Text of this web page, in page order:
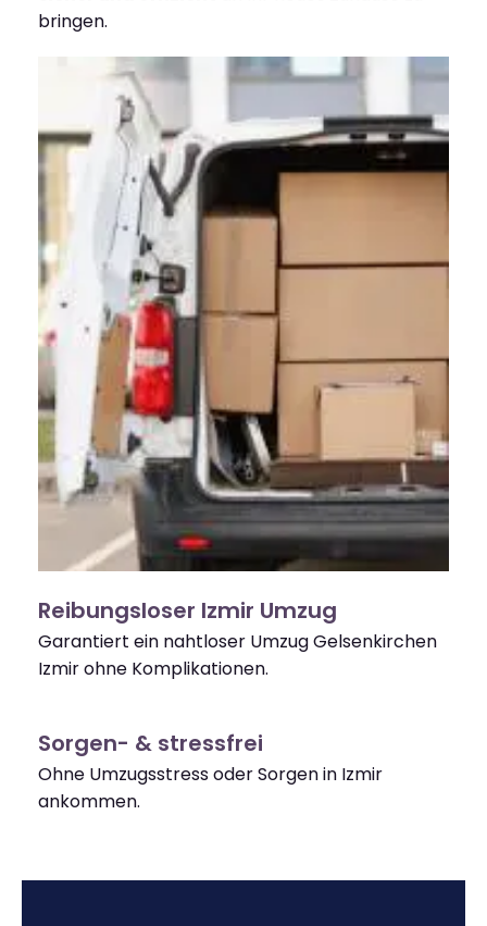
bringen.
Reibungsloser Izmir Umzug
Garantiert ein nahtloser Umzug Gelsenkirchen
Izmir ohne Komplikationen.
Sorgen- & stressfrei
Ohne Umzugsstress oder Sorgen in Izmir
ankommen.